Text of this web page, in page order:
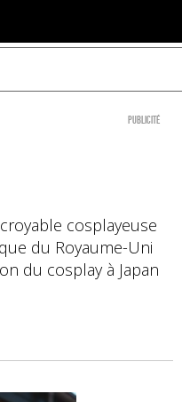
Publicité
cosplayeuse
du Royaume-Uni
du cosplay à Japan